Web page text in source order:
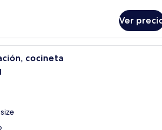
Ver
Una habitación con una
cocineta